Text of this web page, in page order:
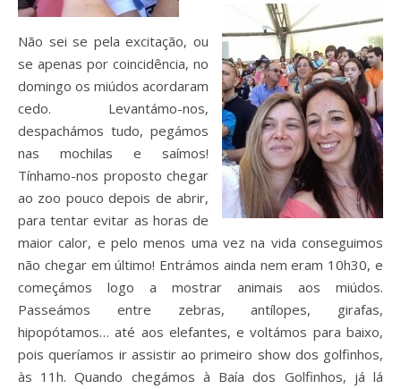
Não sei se pela excitação, ou
se apenas por coincidência, no
domingo os miúdos acordaram
cedo. Levantámo-nos,
despachámos tudo, pegámos
nas mochilas e saímos!
Tínhamo-nos proposto chegar
ao zoo pouco depois de abrir,
para tentar evitar as horas de
maior calor, e pelo menos uma vez na vida conseguimos
não chegar em último! Entrámos ainda nem eram 10h30, e
começámos logo a mostrar animais aos miúdos.
Passeámos entre zebras, antílopes, girafas,
hipopótamos… até aos elefantes, e voltámos para baixo,
pois queríamos ir assistir ao primeiro show dos golfinhos,
às 11h. Quando chegámos à Baía dos Golfinhos, já lá